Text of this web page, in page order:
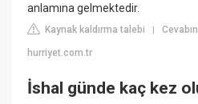
anlamına gelmektedir.
Kaynak kaldırma talebi |
hurriyet.com.tr
İshal günde kaç kez